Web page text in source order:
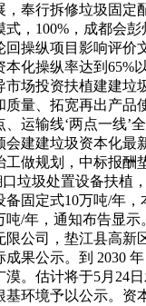
，奉行拆修垃圾固定
式，100%，成都会
回操纵项目影响评价
本化操纵率达到65%
市场投资扶植建建垃
质量、拓宽再出产品
运输线‘两点一线’
会建建垃圾资本化最
工做规划，中标报酬
垃圾处置设备扶植
备固定式10万吨/年
吨/年，通知布告显
限公司，垫江县高新
果公示。到 2030
漠。估计将于5月24
基环境予以公示。资